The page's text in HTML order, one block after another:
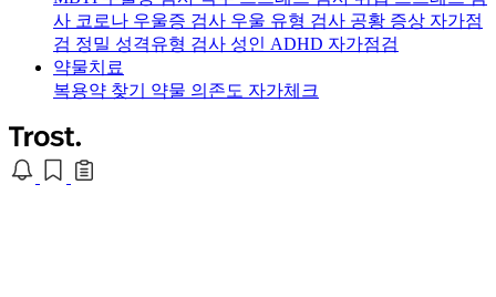
사 코로나 우울증 검사 우울 유형 검사 공황 증상 자가점
검 정밀 성격유형 검사 성인 ADHD 자가점검
약물치료
복용약 찾기 약물 의존도 자가체크